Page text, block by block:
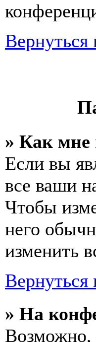
Вернуться
» Как мне
Если вы
все ваши
Чтобы
него
изменить
Вернуться
» На
Возможно,